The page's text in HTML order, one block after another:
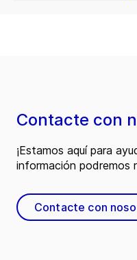
Contacte con
¡Estamos aquí para
información podremos
Contacte con